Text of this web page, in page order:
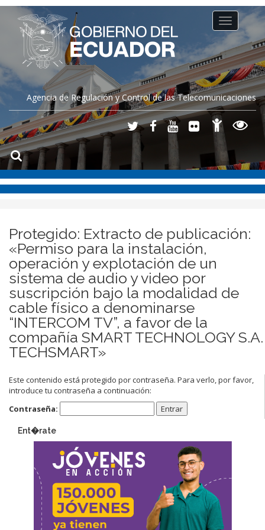
Agencia de Regulación y Control de las Telecomunicaciones
Toggle
navigation
Protegido: Extracto de publicación:
«Permiso para la instalación,
operación y explotación de un
sistema de audio y video por
suscripción bajo la modalidad de
cable físico a denominarse
“INTERCOM TV”, a favor de la
compañía SMART TECHNOLOGY S.A.
TECHSMART»
Este contenido está protegido por contraseña. Para verlo, por favor,
introduce tu contraseña a continuación:
Contraseña:
Ent�rate